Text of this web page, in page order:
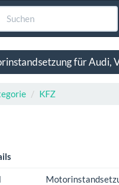
für Audi,
KFZ